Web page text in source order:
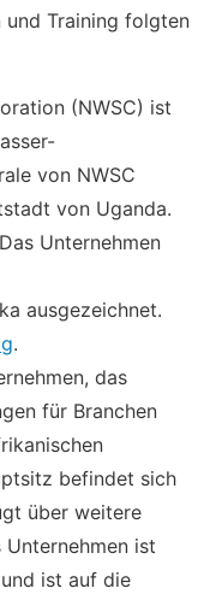
Training folgten
(NWSC) ist
von NWSC
von Uganda.
Unternehmen
ausgezeichnet.
.
das
für Branchen
befindet sich
über weitere
Unternehmen ist
ist auf die